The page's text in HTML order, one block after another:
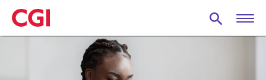
Skip
to
main